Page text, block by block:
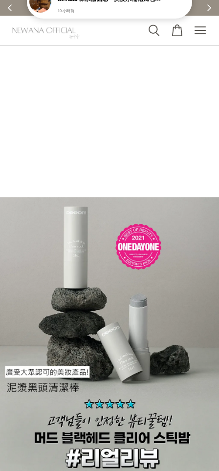
【分享購物評價💬】贈$30元購物金